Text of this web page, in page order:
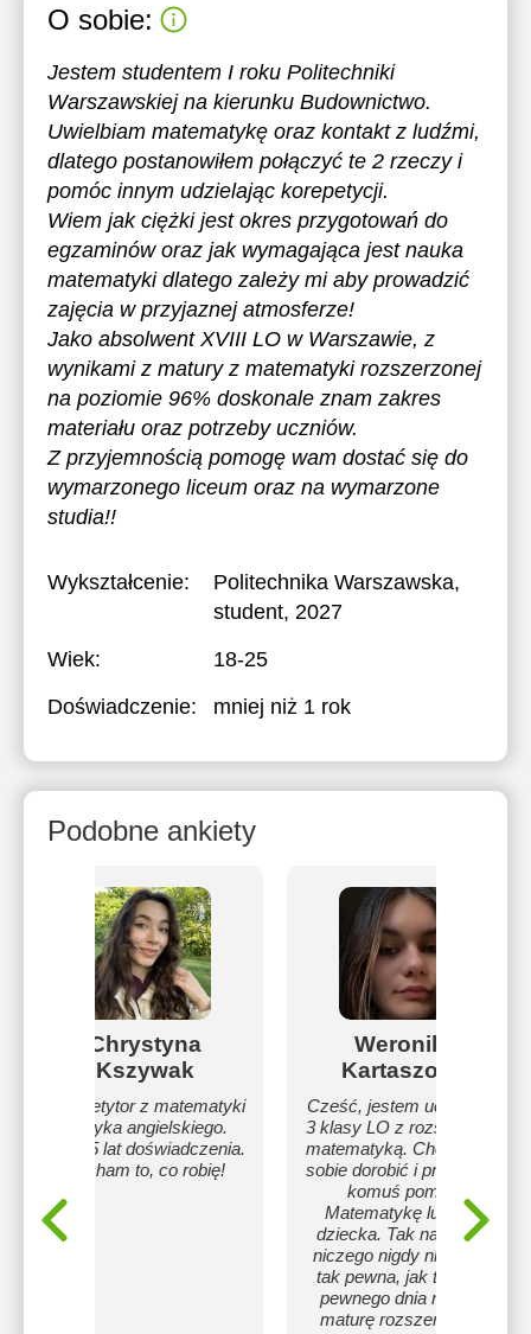
O sobie:
Jestem studentem I roku Politechniki
Warszawskiej na kierunku Budownictwo.
Uwielbiam matematykę oraz kontakt z ludźmi,
dlatego postanowiłem połączyć te 2 rzeczy i
pomóc innym udzielając korepetycji.
Wiem jak ciężki jest okres przygotowań do
egzaminów oraz jak wymagająca jest nauka
matematyki dlatego zależy mi aby prowadzić
zajęcia w przyjaznej atmosferze!
Jako absolwent XVIII LO w Warszawie, z
wynikami z matury z matematyki rozszerzonej
na poziomie 96% doskonale znam zakres
materiału oraz potrzeby uczniów.
Z przyjemnością pomogę wam dostać się do
wymarzonego liceum oraz na wymarzone
studia!!
Wykształcenie: Politechnika Warszawska,
student, 2027
Wiek:
18-25
Doświadczenie:
mniej niż 1 rok
Podobne ankiety
Chrystyna
Kszywak
Korepetytor z matematyki
i języka angielskiego.
Mam 5 lat doświadczenia.
Kocham to, co robię!
Weronika
Kartaszowa
Cześć, jestem uczennicą
3 klasy LO z rozszerzoną
matematyką. Chciałabym
sobie dorobić i przy okazji
komuś pomóc.
Matematykę lubię od
dziecka. Tak naprawdę
niczego nigdy nie byłam
tak pewna, jak tego, że
pewnego dnia napiszę
maturę rozszerzoną z